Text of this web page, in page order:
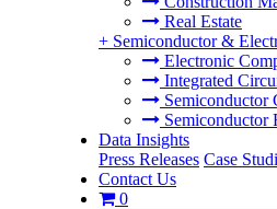
Real Estate
+ Semiconductor &
Electronic
Integrated
Semiconductor
Semiconductor
Data Insights
Press Releases Case
Contact Us
0